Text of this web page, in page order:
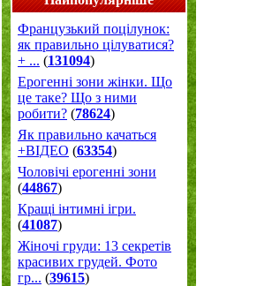
Французький поцілунок:
як правильно цілуватися?
+ ... (131094)
Ерогенні зони жінки. Що
це таке? Що з ними
робити? (78624)
Як правильно качаться
+ВІДЕО (63354)
Чоловічі ерогенні зони
(44867)
Кращі інтимні ігри.
(41087)
Жіночі груди: 13 секретів
красивих грудей. Фото
гр... (39615)